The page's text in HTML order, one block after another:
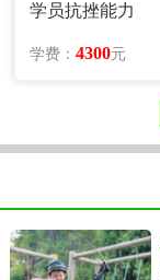
学员抗挫能力
学费：4300元